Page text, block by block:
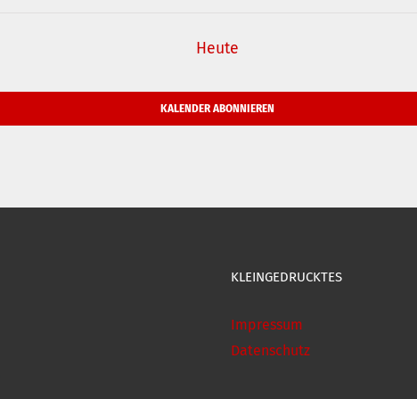
Heute
KALENDER ABONNIEREN
KLEINGEDRUCKTES
Impressum
Datenschutz